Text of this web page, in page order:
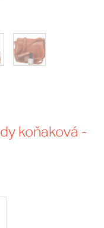
koňaková -